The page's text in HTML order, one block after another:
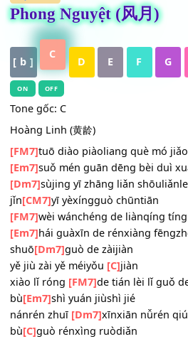
HỢP ÂM
Phong Nguyệt (风月)
[ b ]
C
ON OFF
Tone gốc: C
Hoàng Linh (黄龄)
[FM7]tuō diào piàoliang què mó
[Em7]suǒ mén guān dēng bèi
[Dm7]sùjing yī zhāng liǎn
jǐn[CM7]yī yèxíngguò chūntiān
[FM7] wèi wánchéng de liànqíng
[Em7]hái guàxīn de rénxiàng
shuō[Dm7] guò de zàijiàn
yě jiù zài yě méiyǒu[C]jiàn